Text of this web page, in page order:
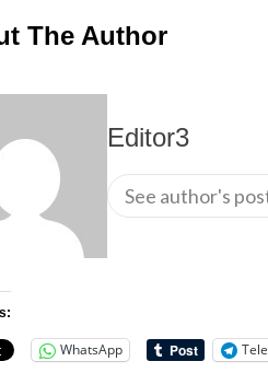
The Author
Editor3
See author's
WhatsApp